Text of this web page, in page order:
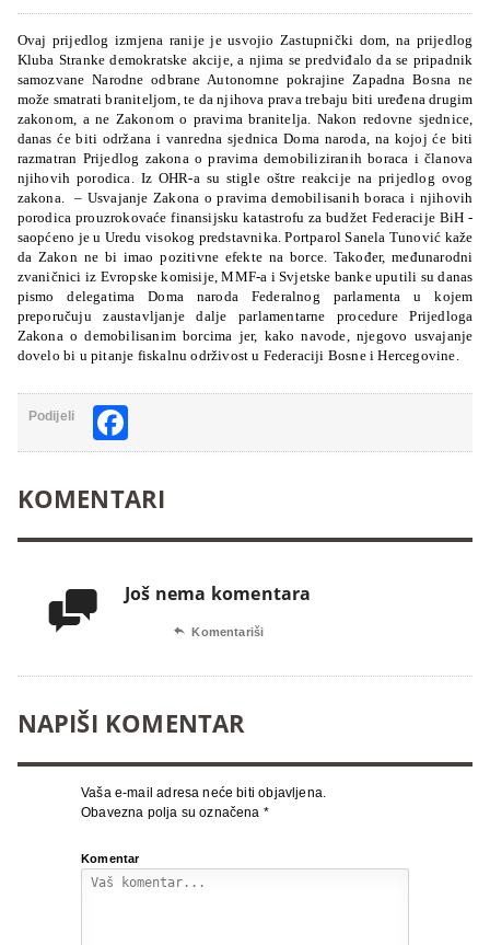
Ovaj prijedlog izmjena ranije je usvojio Zastupnički dom, na prijedlog
Kluba Stranke demokratske akcije, a njima se predviđalo da se pripadnik
samozvane Narodne odbrane Autonomne pokrajine Zapadna Bosna ne
može smatrati braniteljom, te da njihova prava trebaju biti uređena drugim
zakonom, a ne Zakonom o pravima branitelja. Nakon redovne sjednice,
danas će biti održana i vanredna sjednica Doma naroda, na kojoj će biti
razmatran Prijedlog zakona o pravima demobiliziranih boraca i članova
njihovih porodica.
Iz OHR-a su stigle oštre reakcije na prijedlog ovog
zakona. – Usvajanje Zakona o pravima demobilisanih boraca i njihovih
porodica prouzrokovaće finansijsku katastrofu za budžet Federacije BiH -
saopćeno je u Uredu visokog predstavnika. Portparol Sanela Tunović kaže
da Zakon ne bi imao pozitivne efekte na borce. Također, međunarodni
zvaničnici iz Evropske komisije, MMF-a i Svjetske banke uputili su danas
pismo delegatima Doma naroda Federalnog parlamenta u kojem
preporučuju zaustavljanje dalje parlamentarne procedure Prijedloga
Zakona o demobilisanim borcima jer, kako navode, njegovo usvajanje
dovelo bi u pitanje fiskalnu održivost u Federaciji Bosne i Hercegovine.
Podijeli
KOMENTARI
 Još nema komentara
 Komentariši
NAPIŠI KOMENTAR
Vaša e-mail adresa neće biti objavljena.
Obavezna polja su označena *
Komentar